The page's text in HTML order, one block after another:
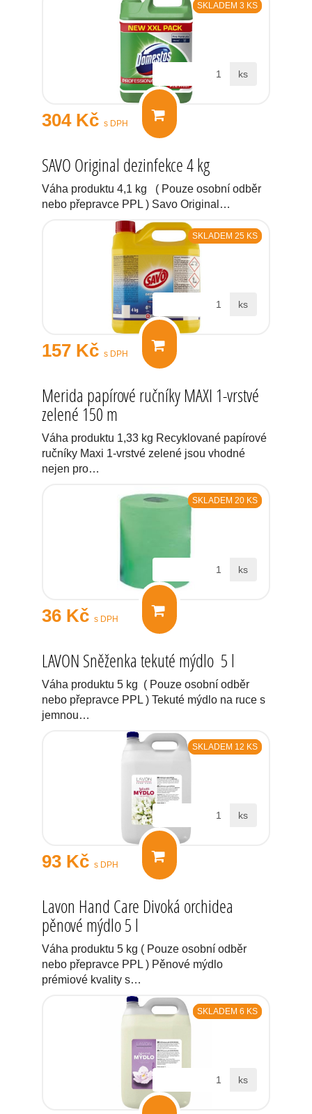
SKLADEM 3 KS
304 Kč s DPH
ks
SAVO Original dezinfekce 4 kg
Váha produktu 4,1 kg ( Pouze osobní odběr
nebo přepravce PPL ) Savo Original…
SKLADEM 25 KS
157 Kč s DPH
ks
Merida papírové ručníky MAXI 1-vrstvé
zelené 150 m
Váha produktu 1,33 kg Recyklované papírové
ručníky Maxi 1-vrstvé zelené jsou vhodné
nejen pro…
SKLADEM 20 KS
36 Kč s DPH
ks
LAVON Sněženka tekuté mýdlo 5 l
Váha produktu 5 kg ( Pouze osobní odběr
nebo přepravce PPL ) Tekuté mýdlo na ruce s
jemnou…
SKLADEM 12 KS
93 Kč s DPH
ks
Lavon Hand Care Divoká orchidea
pěnové mýdlo 5 l
Váha produktu 5 kg ( Pouze osobní odběr
nebo přepravce PPL ) Pěnové mýdlo
prémiové kvality s…
SKLADEM 6 KS
ks